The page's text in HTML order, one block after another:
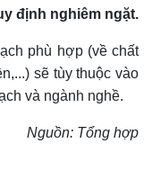
định nghiêm ngặt.
phù hợp (về chất
sẽ tùy thuộc vào
và ngành nghề.
Nguồn: Tổng hợp